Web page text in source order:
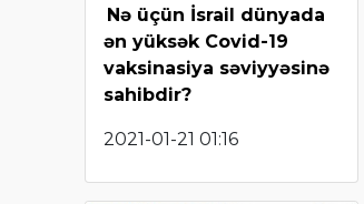
Nə üçün İsrail dünyada
ən yüksək Covid-19
vaksinasiya səviyyəsinə
sahibdir?
2021-01-21 01:16